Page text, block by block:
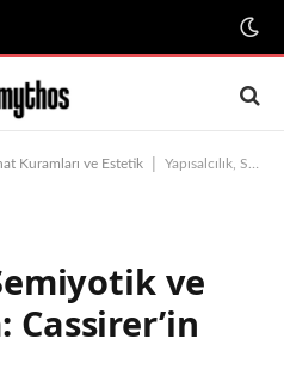
Kuramları ve Estetik Yapısalcılık, Semiyotik ve Görsel Anlam: Cassirer’in Mirası
ve
Cassirer’in